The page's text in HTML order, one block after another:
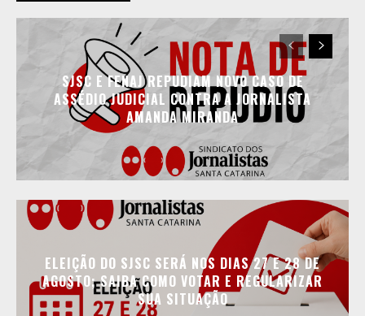
SJSC E FENAJ REPUDIAM NOVO CASO DE
ASSÉDIO JUDICIAL CONTRA A JORNALISTA
AMANDA MIRANDA
ELEIÇÃO DO SJSC SERÁ NOS DIAS 27 E 28 DE
AGOSTO; SAIBA COMO VOTAR E REGULARIZAR
SUA SITUAÇÃO